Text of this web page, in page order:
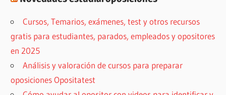
Cursos, Temarios, exámenes, test y otros recursos
gratis para estudiantes, parados, empleados y opositores
en 2025
Análisis y valoración de cursos para preparar
oposiciones Opositatest